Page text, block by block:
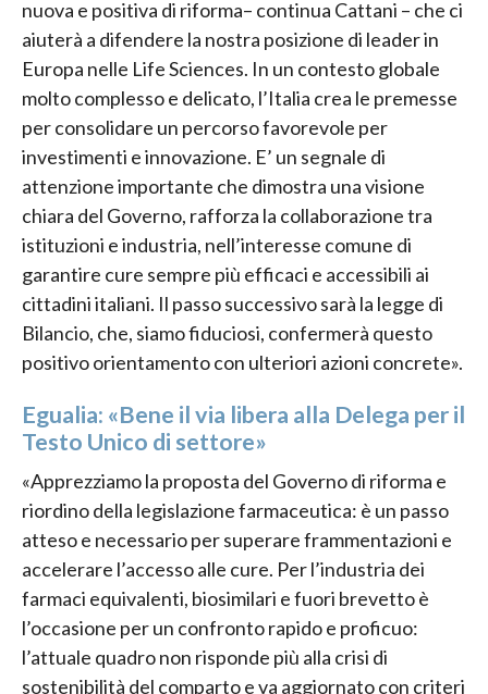
nuova e positiva di riforma– continua Cattani – che ci
aiuterà a difendere la nostra posizione di leader in
Europa nelle Life Sciences. In un contesto globale
molto complesso e delicato, l’Italia crea le premesse
per consolidare un percorso favorevole per
investimenti e innovazione. E’ un segnale di
attenzione importante che dimostra una visione
chiara del Governo, rafforza la collaborazione tra
istituzioni e industria, nell’interesse comune di
garantire cure sempre più efficaci e accessibili ai
cittadini italiani. Il passo successivo sarà la legge di
Bilancio, che, siamo fiduciosi, confermerà questo
positivo orientamento con ulteriori azioni concrete».
Egualia: «Bene il via libera alla Delega per il
Testo Unico di settore»
«Apprezziamo la proposta del Governo di riforma e
riordino della legislazione farmaceutica: è un passo
atteso e necessario per superare frammentazioni e
accelerare l’accesso alle cure. Per l’industria dei
farmaci equivalenti, biosimilari e fuori brevetto è
l’occasione per un confronto rapido e proficuo:
l’attuale quadro non risponde più alla crisi di
sostenibilità del comparto e va aggiornato con criteri